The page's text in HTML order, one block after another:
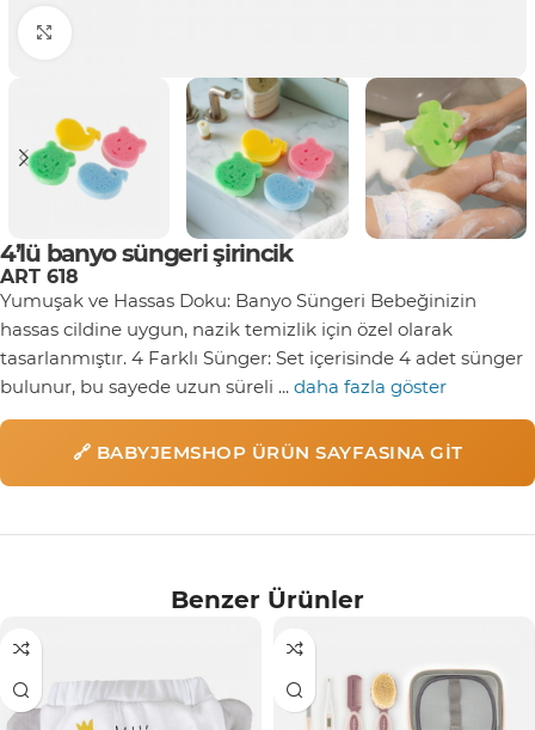
4’lü banyo süngeri şirincik
ART 618
Yumuşak ve Hassas Doku: Banyo Süngeri Bebeğinizin
hassas cildine uygun, nazik temizlik için özel olarak
tasarlanmıştır. 4 Farklı Sünger: Set içerisinde 4 adet sünger
bulunur, bu sayede uzun süreli ... daha fazla göster
🔗 BABYJEMSHOP ÜRÜN SAYFASINA GIT
Benzer Ürünler